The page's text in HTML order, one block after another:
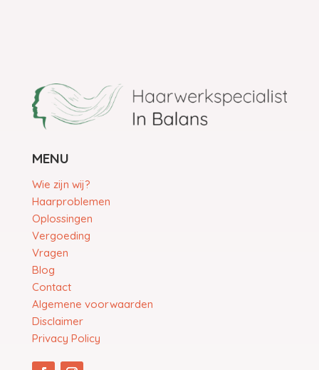
MENU
Wie zijn wij?
Haarproblemen
Oplossingen
Vergoeding
Vragen
Blog
Contact
Algemene voorwaarden
Disclaimer
Privacy Policy